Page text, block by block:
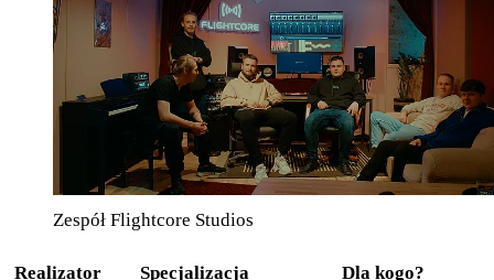
Zespół Flightcore Studios
Realizator Specjalizacja Dla kogo?